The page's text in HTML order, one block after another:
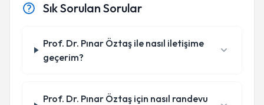
Sık Sorulan Sorular
Prof. Dr. Pınar Öztaş ile nasıl iletişime
geçerim?
Prof. Dr. Pınar Öztaş için nasıl randevu